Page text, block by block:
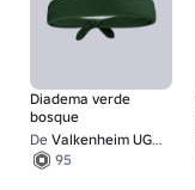
Diadema verde
bosque
De Valkenheim UGC 2
95